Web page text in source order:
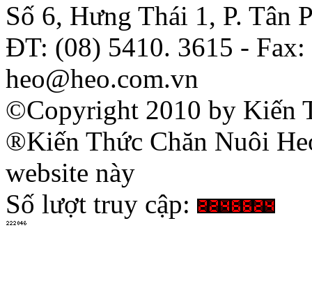
Số 6, Hưng Thái 1, P. Tân
ĐT: (08) 5410. 3615 -
heo@heo.com.vn
©Copyright 2010 by Kiến
®Kiến Thức Chăn Nuôi
website này
Số lượt truy cập: